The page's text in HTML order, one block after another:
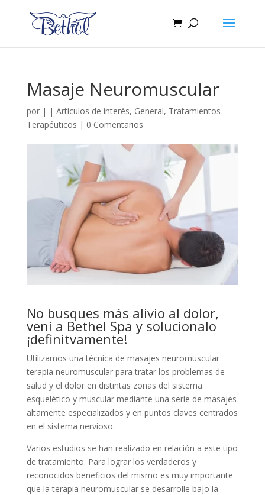
Masaje Neuromuscular
por | | Artículos de interés, General, Tratamientos
Terapéuticos | 0 Comentarios
No busques más alivio al dolor,
vení a Bethel Spa y solucionalo
¡definitvamente!
Utilizamos una técnica de masajes neuromuscular
terapia neuromuscular para tratar los problemas de
salud y el dolor en distintas zonas del sistema
esquelético y muscular mediante una serie de masajes
altamente especializados y en puntos claves centrados
en el sistema nervioso.
Varios estudios se han realizado en relación a este tipo
de tratamiento. Para lograr los verdaderos y
reconocidos beneficios del mismo es muy importante
que la terapia neuromuscular se desarrolle bajo la